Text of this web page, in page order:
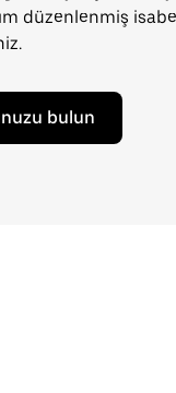
düzenlenmiş
bulun